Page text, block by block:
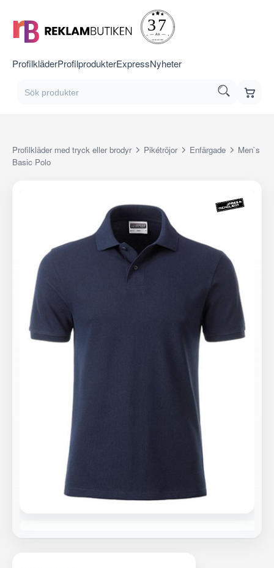
ProfilkläderProfilprodukterExpressNyheter
Profilkläder med tryck eller brodyr Pikétröjor Enfärgade
Men`s
Basic Polo